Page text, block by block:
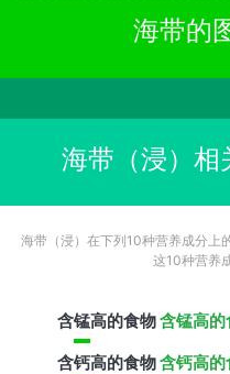
海带的
海带（浸）相
海带（浸）在下列10种营养成分上
这10种营养
含锰高的食物含锰高
含钙高的食物含钙高